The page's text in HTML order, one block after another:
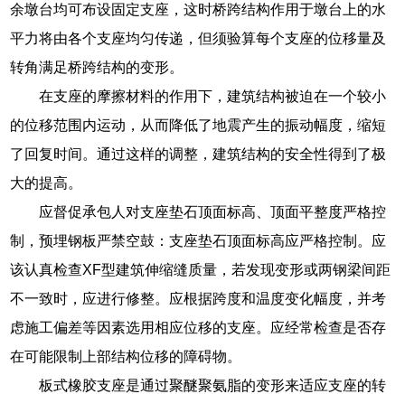
余墩台均可布设固定支座，这时桥跨结构作用于墩台上的水
平力将由各个支座均匀传递，但须验算每个支座的位移量及
转角满足桥跨结构的变形。
在支座的摩擦材料的作用下，建筑结构被迫在一个较小
的位移范围内运动，从而降低了地震产生的振动幅度，缩短
了回复时间。通过这样的调整，建筑结构的安全性得到了极
大的提高。
应督促承包人对支座垫石顶面标高、顶面平整度严格控
制，预埋钢板严禁空鼓：支座垫石顶面标高应严格控制。应
该认真检查XF型建筑伸缩缝质量，若发现变形或两钢梁间距
不一致时，应进行修整。应根据跨度和温度变化幅度，并考
虑施工偏差等因素选用相应位移的支座。应经常检查是否存
在可能限制上部结构位移的障碍物。
板式橡胶支座是通过聚醚聚氨脂的变形来适应支座的转